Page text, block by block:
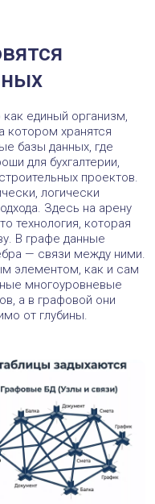
единый организм,
котором хранятся
базы данных, где
для бухгалтерии,
проектов.
логически
Здесь на арену
технология, которая
В графе данные
— связи между ними.
элементом, как и сам
многоуровневые
а в графовой они
от глубины.